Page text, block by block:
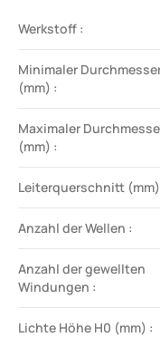
Werkstoff :
Minimaler
(mm) :
Maximaler
(mm) :
Leiterquerschnitt
Anzahl der Wellen :
Anzahl der gewellten
Windungen :
Lichte Höhe H0 (mm) :